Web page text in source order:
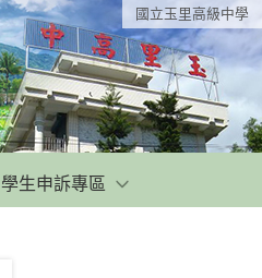
國立玉里高級中學
學生申訴專區